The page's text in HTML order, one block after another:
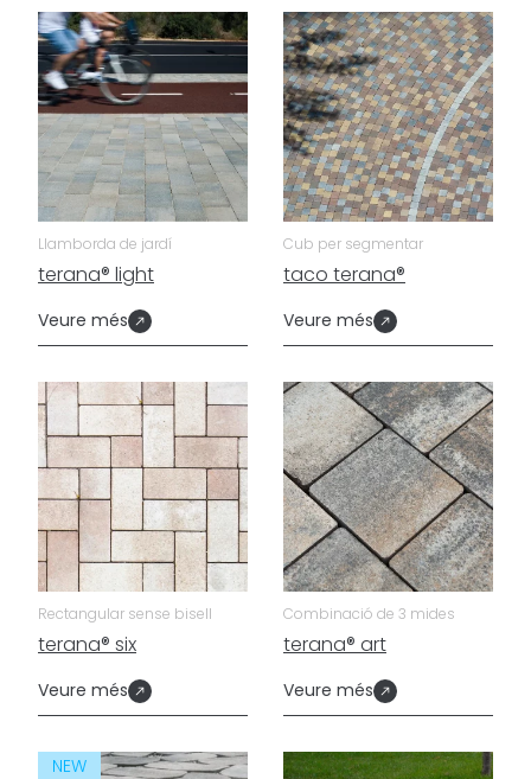
Llamborda de jardí
terana® light
Veure més
Cub per segmentar
taco terana®
Veure més
Rectangular sense bisell
terana® six
Veure més
Combinació de 3 mides
terana® art
Veure més
NEW